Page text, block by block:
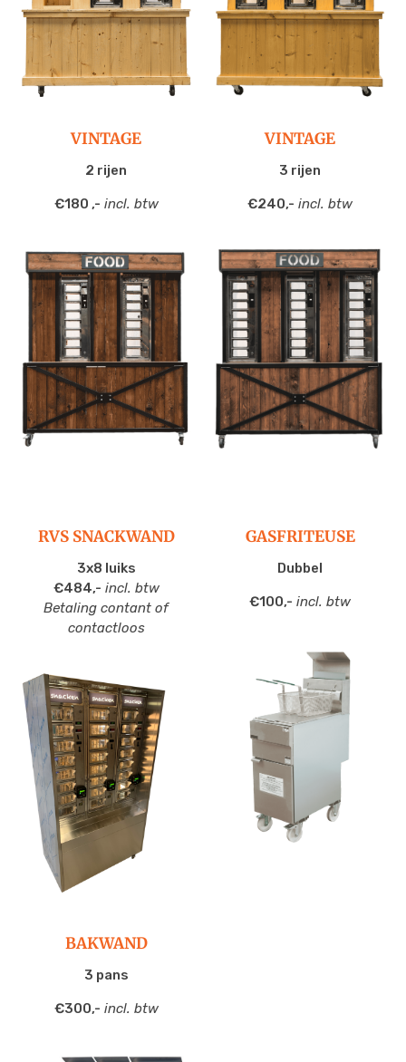
VINTAGE
2 rijen
€180 ,- incl. btw
VINTAGE
3 rijen
€240,- incl. btw
RVS SNACKWAND
3x8 luiks
€484,- incl. btw
Betaling contant of
contactloos
GASFRITEUSE
Dubbel
€100,- incl. btw
BAKWAND
3 pans
€300,- incl. btw